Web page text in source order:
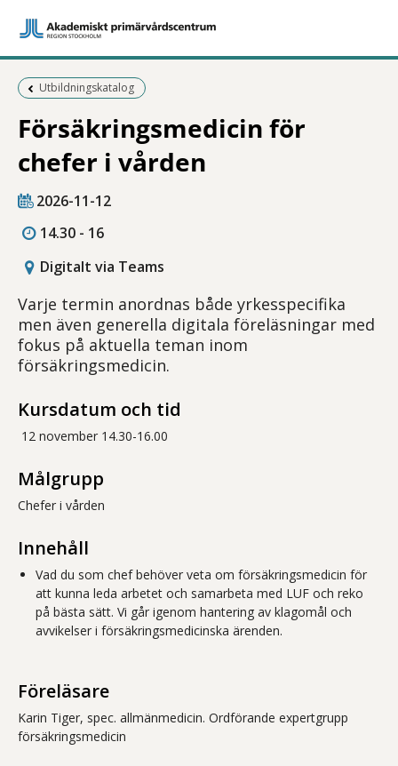
Föregående sida:
Utbildningskatalog
Försäkringsmedicin för
chefer i vården
2026-11-12
14.30 - 16
Digitalt via Teams
Varje termin anordnas både yrkesspecifika
men även generella digitala föreläsningar med
fokus på aktuella teman inom
försäkringsmedicin.
Kursdatum och tid
12 november 14.30-16.00
Målgrupp
Chefer i vården
Innehåll
Vad du som chef behöver veta om försäkringsmedicin för
att kunna leda arbetet och samarbeta med LUF och reko
på bästa sätt. Vi går igenom hantering av klagomål och
avvikelser i försäkringsmedicinska ärenden.
Föreläsare
Karin Tiger, spec. allmänmedicin. Ordförande expertgrupp
försäkringsmedicin